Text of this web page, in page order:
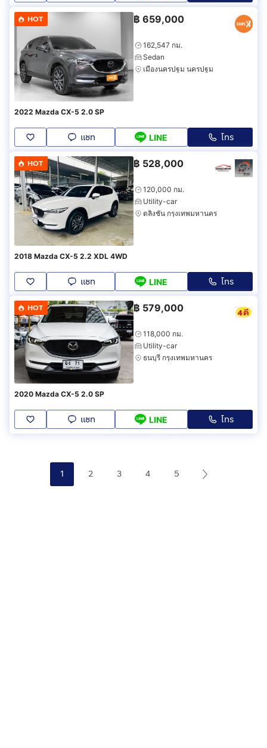
HOT ฿ 659,000
162,547 กม.
Sedan
เมืองนครปฐม นครปฐม
2022 Mazda CX-5 2.0 SP
แชท LINE โทร
HOT ฿ 528,000
120,000 กม.
Utility-car
ตลิ่งชัน กรุงเทพมหานคร
2018 Mazda CX-5 2.2 XDL 4WD
แชท LINE โทร
HOT ฿ 579,000
118,000 กม.
Utility-car
ธนบุรี กรุงเทพมหานคร
2020 Mazda CX-5 2.0 SP
แชท LINE โทร
1 2 3 4 5